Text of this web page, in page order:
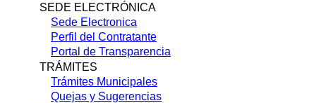
SEDE ELECTRÓNICA
Sede Electronica
Perfil del Contratante
Portal de Transparencia
TRÁMITES
Trámites Municipales
Quejas y Sugerencias